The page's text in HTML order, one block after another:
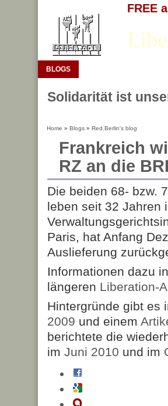
FREE
BLOGS
Solidarität ist
Home » Blogs » Red.Berlin's blog
Frankreich
RZ an die
Die beiden 68- bzw.
leben seit 32 Jahren
Paris, hat Anfang
Auslieferung
Informationen dazu
längeren Liberation-
Hintergründe gibt es
2009 und einem
berichtete die
im Juni 2010 und im